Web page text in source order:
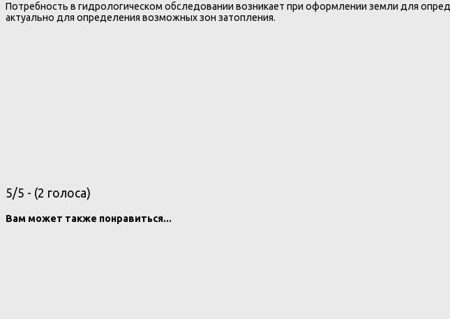
Потребность в гидрологическом обследовании возникает при оформлении земли для
актуально для определения возможных зон затопления.
5/5 - (2 голоса)
Вам может также понравиться...